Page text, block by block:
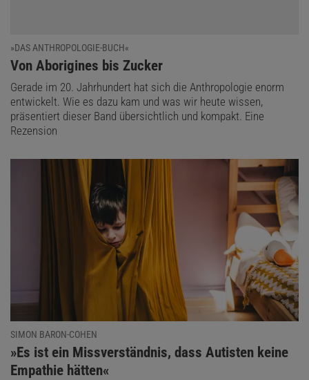
»DAS ANTHROPOLOGIE-BUCH«
:
Von Aborigines bis Zucker
Gerade im 20. Jahrhundert hat sich die Anthropologie enorm
entwickelt. Wie es dazu kam und was wir heute wissen,
präsentiert dieser Band übersichtlich und kompakt. Eine
Rezension
SIMON BARON-COHEN
:
»Es ist ein Missverständnis, dass Autisten keine
Empathie hätten«